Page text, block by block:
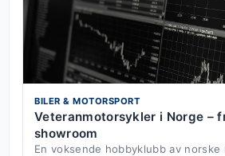
BILER & MOTORSPORT
Veteranmotorsykler i Norge –
showroom
En voksende hobbyklubb av norske